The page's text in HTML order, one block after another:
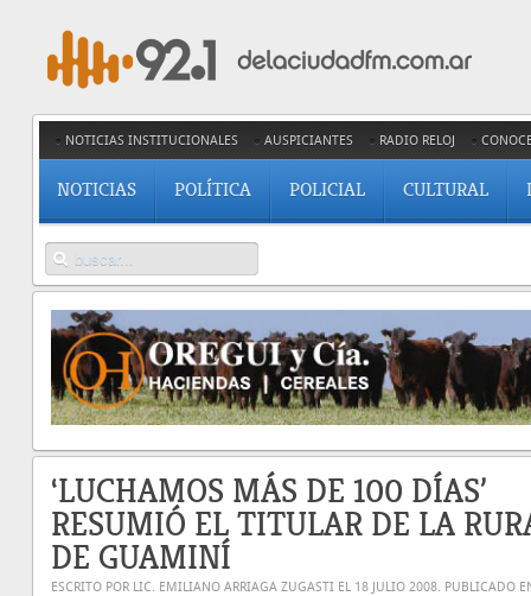
NOTICIAS INSTITUCIONALES AUSPICIANTES RADIO RELOJ
NOTICIAS POLÍTICA POLICIAL CULTURAL
‘LUCHAMOS MÁS DE 100 DÍAS’
RESUMIÓ EL TITULAR DE LA
DE GUAMINÍ
ESCRITO POR LIC. EMILIANO ARRIAGA ZUGASTI EL 18 JULIO 2008. PUBLICADO